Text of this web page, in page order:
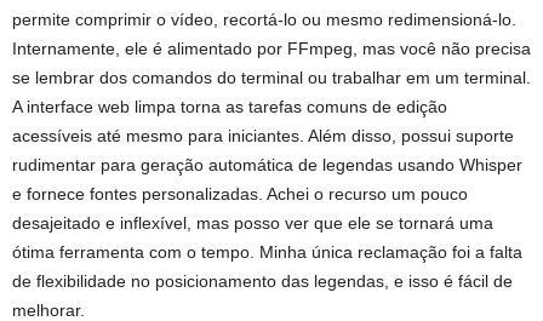
permite comprimir o vídeo, recortá-lo ou mesmo redimensioná-lo.
Internamente, ele é alimentado por FFmpeg, mas você não precisa
se lembrar dos comandos do terminal ou trabalhar em um terminal.
A interface web limpa torna as tarefas comuns de edição
acessíveis até mesmo para iniciantes. Além disso, possui suporte
rudimentar para geração automática de legendas usando Whisper
e fornece fontes personalizadas. Achei o recurso um pouco
desajeitado e inflexível, mas posso ver que ele se tornará uma
ótima ferramenta com o tempo. Minha única reclamação foi a falta
de flexibilidade no posicionamento das legendas, e isso é fácil de
melhorar.